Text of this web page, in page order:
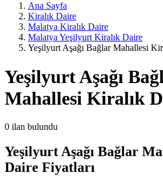
Ana Sayfa
Kiralık Daire
Malatya Kiralık Daire
Malatya Yeşilyurt Kiralık Daire
Yeşilyurt Aşağı Bağlar Mahallesi
Yeşilyurt Aşağı
Mahallesi Kiralık
0 ilan bulundu
Yeşilyurt Aşağı Bağlar
Daire Fiyatları